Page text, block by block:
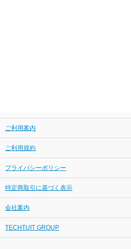
ご利用案内
ご利用規約
プライバシーポリシー
特定商取引に基づく表示
会社案内
TECHTUIT GROUP